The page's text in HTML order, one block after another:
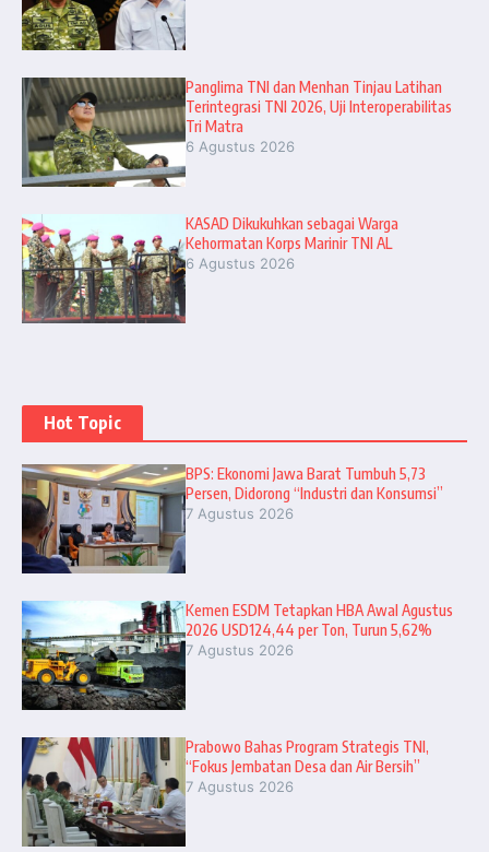
Panglima TNI dan Menhan Tinjau Latihan
Terintegrasi TNI 2026, Uji Interoperabilitas
Tri Matra
6 Agustus 2026
KASAD Dikukuhkan sebagai Warga
Kehormatan Korps Marinir TNI AL
6 Agustus 2026
Hot Topic
BPS: Ekonomi Jawa Barat Tumbuh 5,73
Persen, Didorong “Industri dan Konsumsi”
7 Agustus 2026
Kemen ESDM Tetapkan HBA Awal Agustus
2026 USD124,44 per Ton, Turun 5,62%
7 Agustus 2026
Prabowo Bahas Program Strategis TNI,
“Fokus Jembatan Desa dan Air Bersih”
7 Agustus 2026